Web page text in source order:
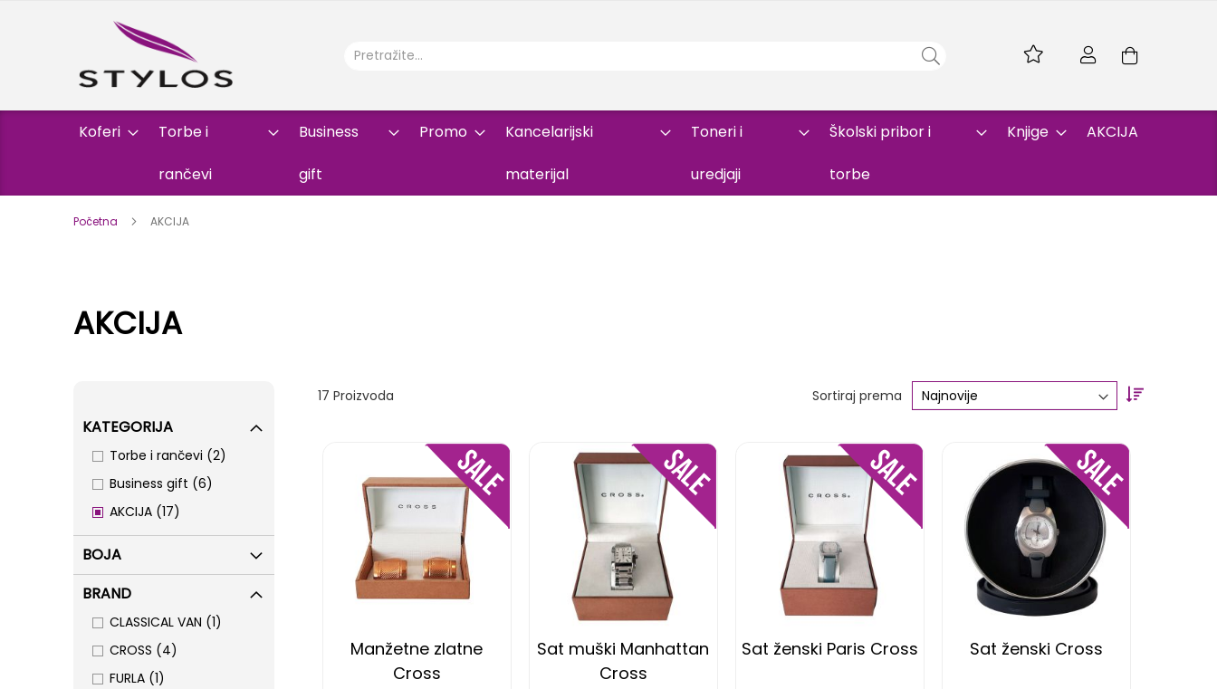
Skip
Koferi Torbe i
rančevi
Business
gift
Promo Kancelarijski
materijal
Toneri i
uredjaji
Školski pribor i
torbe
Knjige AKCIJA
Početna AKCIJA
AKCIJA
17 Proizvoda Sortiraj prema
Set
Manžetne zlatne
Cross
DODAJ
NA
Sat muški Manhattan
Cross
DODAJ
NA
Sat ženski Paris Cross
DODAJ
NA
Sat ženski Cross
DODAJ
NA
KATEGORIJA
Torbe i rančevi 2
items
Business gift 6
items
AKCIJA 17
items
BOJA
BRAND
CLASSICAL VAN 1
item
CROSS
4
items
FURLA 1
item